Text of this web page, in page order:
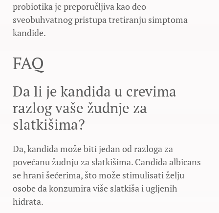
probiotika je preporučljiva kao deo
sveobuhvatnog pristupa tretiranju simptoma
kandide.
FAQ
Da li je kandida u crevima
razlog vaše žudnje za
slatkišima?
Da, kandida može biti jedan od razloga za
povećanu žudnju za slatkišima. Candida albicans
se hrani šećerima, što može stimulisati želju
osobe da konzumira više slatkiša i ugljenih
hidrata.